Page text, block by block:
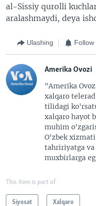
al-Sissiy qurolli
aralashmaydi, deya
Ulashing Follow
Amerika Ovozi
"Amerika
xalqaro
tilidagi
xalqaro hayot
muhim
O'zbek
tahririyatga va
muxbirlarga
This item is part of
Siyosat Xalqaro